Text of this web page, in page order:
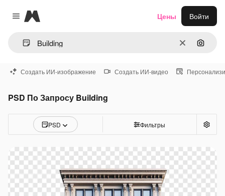
Close menu
Magnific
ОчиститьПоиск
Цены Войти
Создать ИИ-изображение Создать ИИ-видео
PSD По Запросу Building
PSD Фильтры